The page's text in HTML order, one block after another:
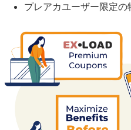
プレアカユーザー限定の